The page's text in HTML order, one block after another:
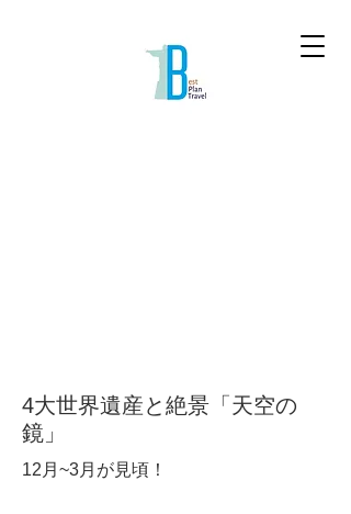
4大世界遺産と絶景「天空の
鏡」
12月~3月が見頃！